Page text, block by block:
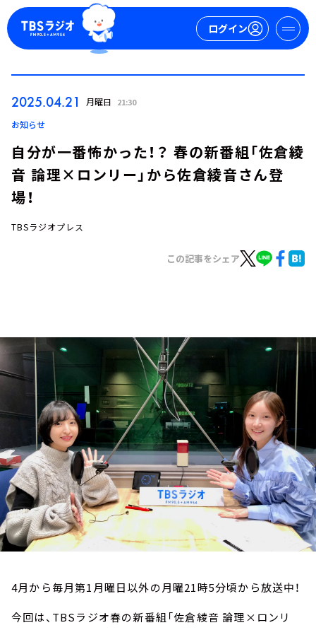
ログイン
イベント・グッズ
YouTube
会社情報
2025.04.21 月曜日 21:30
お知らせ
自分が一番怖かった！？ 春の新番組「佐倉綾
音 論理×ロンリー」から佐倉綾音さん登
場！
TBSラジオプレス
この記事をシェア
4月から毎月第1月曜日以外の月曜21時5分頃から放送中！
今回は、TBSラジオ春の新番組「佐倉綾音 論理×ロンリ